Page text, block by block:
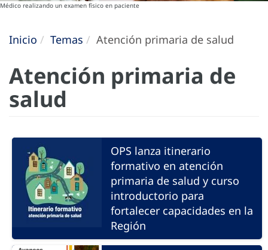
Médico realizando un examen físico en paciente
Inicio Temas Atención primaria de salud
Atención primaria de
salud
OPS lanza itinerario
formativo en atención
primaria de salud y curso
introductorio para
fortalecer capacidades en la
Región